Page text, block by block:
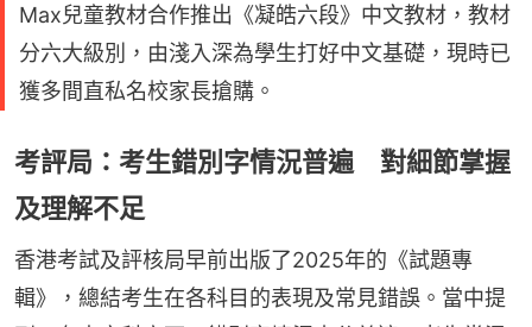
Max兒童教材合作推出《凝皓六段》中文教材，教材
分六大級別，由淺入深為學生打好中文基礎，現時已
獲多間直私名校家長搶購。
考評局：考生錯別字情況普遍 對細節掌握
及理解不足
香港考試及評核局早前出版了2025年的《試題專
輯》，總結考生在各科目的表現及常見錯誤。當中提